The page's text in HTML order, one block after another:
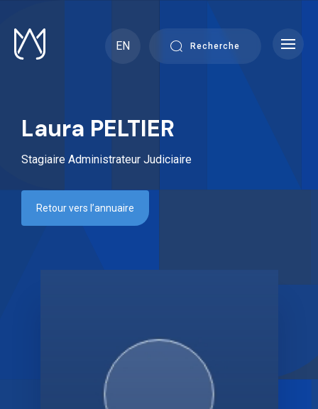
content
EN
Recherche
Laura PELTIER
Stagiaire Administrateur Judiciaire
Retour vers l’annuaire